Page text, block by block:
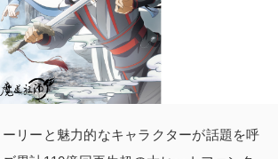
リーと魅力的なキャラクターが話題を呼